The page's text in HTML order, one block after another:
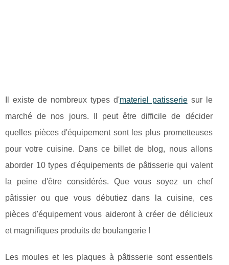
Il existe de nombreux types d'materiel patisseriesur le
marché de nos jours. Il peut être difficile de décider
quelles pièces d'équipement sont les plus prometteuses
pour votre cuisine. Dans ce billet de blog, nous allons
aborder 10 types d'équipements de pâtisserie qui valent
la peine d'être considérés. Que vous soyez un chef
pâtissier ou que vous débutiez dans la cuisine, ces
pièces d'équipement vous aideront à créer de délicieux
et magnifiques produits de boulangerie !
Les moules et les plaques à pâtisserie sont essentiels